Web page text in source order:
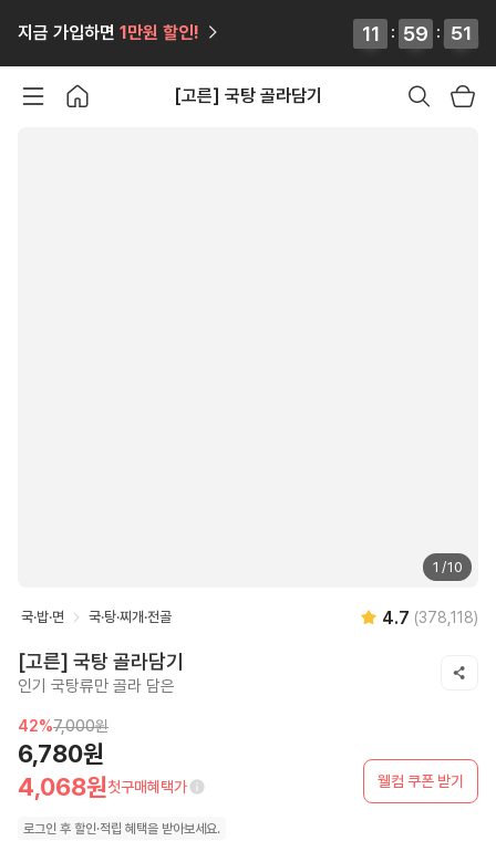
지금 가입하면 1만원 할인! 11
12
11
12 : 59
59
59
59 : 51
52
51
52
[고른] 국탕 골라담기
1 /10
국·밥·면 국·탕·찌개·전골 4.7 (378,118)
[고른] 국탕 골라담기
인기 국탕류만 골라 담은
42%7,000원
6,780원
4,068원첫구매혜택가 웰컴 쿠폰 받기
로그인 후 할인·적립 혜택을 받아보세요.